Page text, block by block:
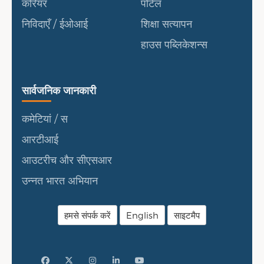
करियर
निविदाएँ / ईओआई
पोर्टल
शिक्षा सत्यापन
हाउस पब्लिकेशन्स
सार्वजनिक जानकारी
सार्वजनिक जानकारी
कमेटियां / स
आरटीआई
आउटरीच और सीएसआर
उन्नत भारत अभियान
हमसे संपर्क करें English साइटमैप